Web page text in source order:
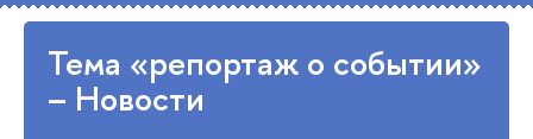
Тема «репортаж о событии»
– Новости